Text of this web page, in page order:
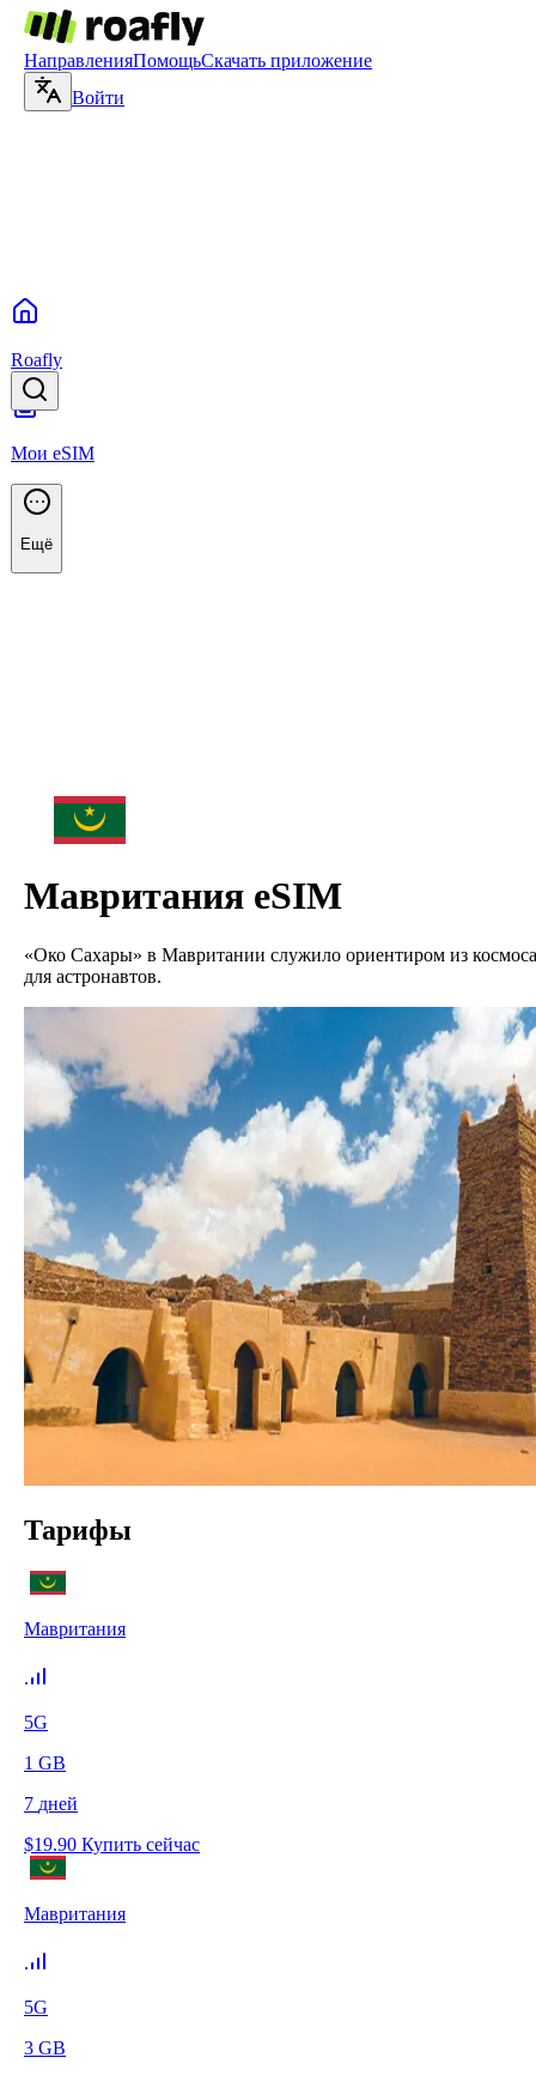
НаправленияПомощьСкачать приложение
Войти
Roafly
Мои eSIM
Ещё
Мавритания eSIM
«Око Сахары» в Мавритании служило ориентиром из космоса
для астронавтов.
Тарифы
Мавритания
5G
1 GB
7 дней
$19.90 Купить сейчас
Мавритания
5G
3 GB